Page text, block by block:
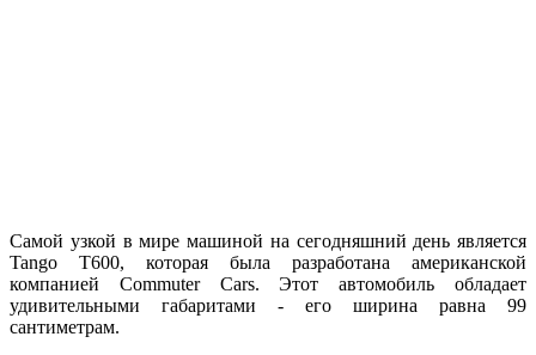
Самой узкой в мире машиной на сегодняшний день является
Tango T600, которая была разработана американской
компанией Commuter Cars. Этот автомобиль обладает
удивительными габаритами - его ширина равна 99
сантиметрам.